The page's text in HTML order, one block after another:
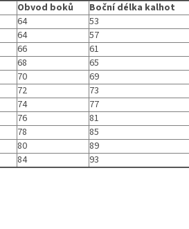
Obvod boků
Boční délka kalhot
64
53
64
57
66
61
68
65
70
69
72
73
74
77
76
81
78
85
80
89
84 93